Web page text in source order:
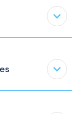
expand_less
expand_less